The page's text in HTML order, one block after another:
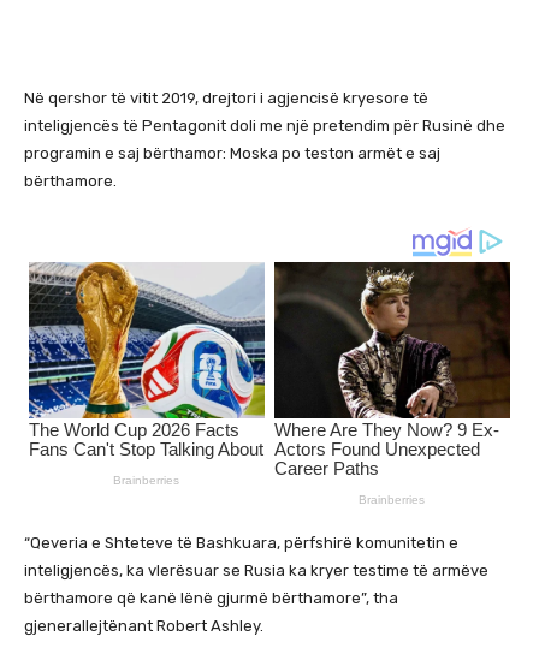
Në qershor të vitit 2019, drejtori i agjencisë kryesore të
inteligjencës të Pentagonit doli me një pretendim për Rusinë dhe
programin e saj bërthamor: Moska po teston armët e saj
bërthamore.
“Qeveria e Shteteve të Bashkuara, përfshirë komunitetin e
inteligjencës, ka vlerësuar se Rusia ka kryer testime të armëve
bërthamore që kanë lënë gjurmë bërthamore”, tha
gjenerallejtënant Robert Ashley.